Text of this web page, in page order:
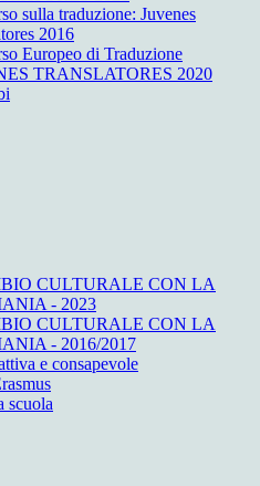
sulla traduzione: Juvenes
2016
Europeo di Traduzione
TRANSLATORES 2020
CULTURALE CON LA
- 2023
CULTURALE CON LA
- 2016/2017
e consapevole
scuola